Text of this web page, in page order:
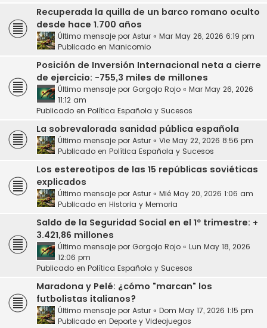
Recuperada la quilla de un barco romano oculto
desde hace 1.700 años
Último mensaje por Astur « Mar May 26, 2026 6:19 pm
Publicado en Manicomio
Posición de Inversión Internacional neta a cierre
de ejercicio: -755,3 miles de millones
Último mensaje por Gorgojo Rojo « Mar May 26, 2026
11:12 am
Publicado en Política Española y Sucesos
La sobrevalorada sanidad pública española
Último mensaje por Astur « Vie May 22, 2026 8:56 pm
Publicado en Política Española y Sucesos
Los estereotipos de las 15 repúblicas soviéticas
explicados
Último mensaje por Astur « Mié May 20, 2026 1:06 am
Publicado en Historia y Memoria
Saldo de la Seguridad Social en el 1º trimestre: +
3.421,86 millones
Último mensaje por Gorgojo Rojo « Lun May 18, 2026
12:06 pm
Publicado en Política Española y Sucesos
Maradona y Pelé: ¿cómo "marcan" los
futbolistas italianos?
Último mensaje por Astur « Dom May 17, 2026 1:15 pm
Publicado en Deporte y Videojuegos